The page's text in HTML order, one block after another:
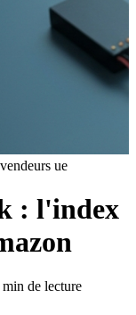
ue
: l'index
min de lecture